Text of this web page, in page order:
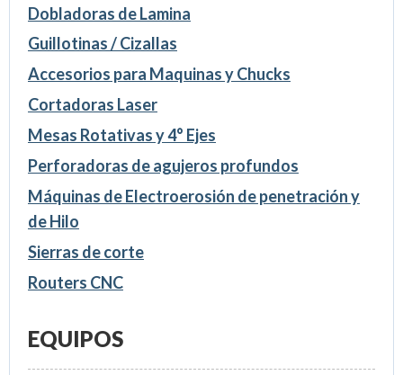
Dobladoras de Lamina
Guillotinas / Cizallas
Accesorios para Maquinas y Chucks
Cortadoras Laser
Mesas Rotativas y 4° Ejes
Perforadoras de agujeros profundos
Máquinas de Electroerosión de penetración y
de Hilo
Sierras de corte
Routers CNC
EQUIPOS